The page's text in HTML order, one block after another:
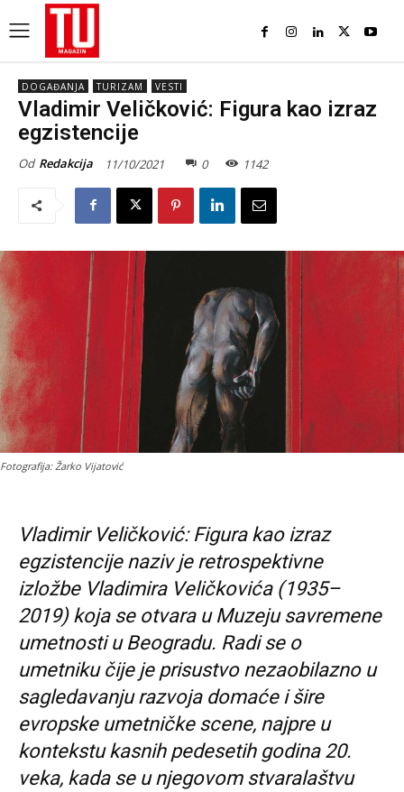
DOGAĐANJA TURIZAM VESTI
Vladimir Veličković: Figura kao izraz
egzistencije
Od Redakcija 11/10/2021 0 1142
Fotografija: Žarko Vijatović
Vladimir Veličković: Figura kao izraz
egzistencije naziv je retrospektivne
izložbe Vladimira Veličkovića (1935–
2019) koja se otvara u Muzeju savremene
umetnosti u Beogradu. Radi se o
umetniku čije je prisustvo nezaobilazno u
sagledavanju razvoja domaće i šire
evropske umetničke scene, najpre u
kontekstu kasnih pedesetih godina 20.
veka, kada se u njegovom stvaralaštvu